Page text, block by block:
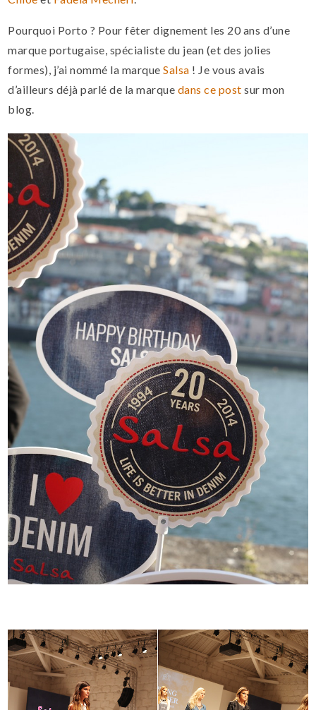
Pourquoi Porto ? Pour fêter dignement les 20 ans d’une
marque portugaise, spécialiste du jean (et des jolies
formes), j’ai nommé la marqueSalsa ! Je vous avais
d’ailleurs déjà parlé de la marque dans ce post sur mon
blog.